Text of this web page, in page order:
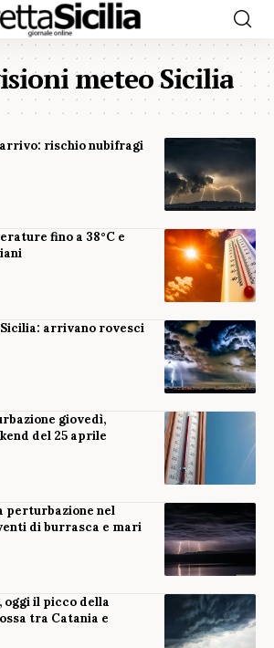
meteo Sicilia
rischio nubifragi
fino a 38°C e
Sicilia: arrivano rovesci
giovedì,
del 25 aprile
perturbazione nel
di burrasca e mari
il picco della
tra Catania e